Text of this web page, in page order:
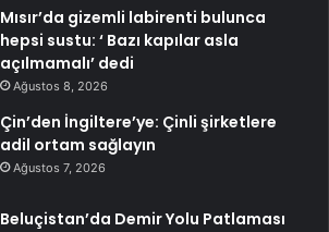
Mısır’da gizemli labirenti bulunca
hepsi sustu: ‘ Bazı kapılar asla
açılmamalı’ dedi
Ağustos 8, 2026
Çin’den İngiltere’ye: Çinli şirketlere
adil ortam sağlayın
Ağustos 7, 2026
Beluçistan’da Demir Yolu Patlaması